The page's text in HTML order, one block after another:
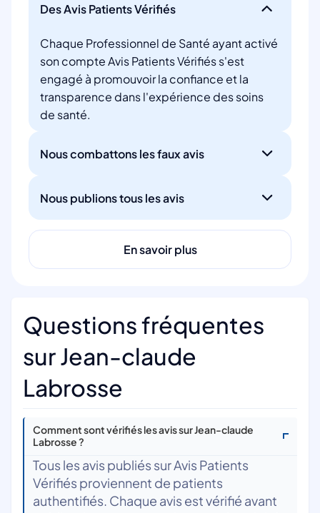
Des Avis Patients Vérifiés
Chaque Professionnel de Santé ayant activé
son compte Avis Patients Vérifiés s'est
engagé à promouvoir la confiance et la
transparence dans l'expérience des soins
de santé.
Nous combattons les faux avis
Nous publions tous les avis
En savoir plus
Questions fréquentes
sur Jean-claude
Labrosse
Comment sont vérifiés les avis sur Jean-claude
Labrosse ?
Tous les avis publiés sur Avis Patients
Vérifiés proviennent de patients
authentifiés. Chaque avis est vérifié avant